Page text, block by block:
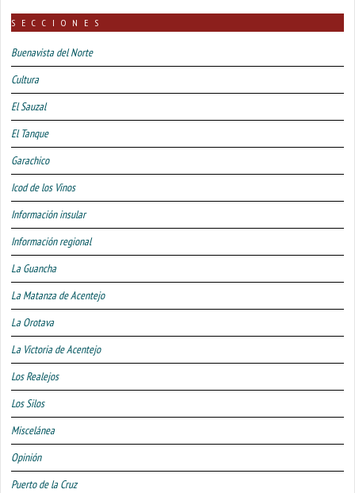
SECCIONES
Buenavista del Norte
Cultura
El Sauzal
El Tanque
Garachico
Icod de los Vinos
Información insular
Información regional
La Guancha
La Matanza de Acentejo
La Orotava
La Victoria de Acentejo
Los Realejos
Los Silos
Miscelánea
Opinión
Puerto de la Cruz